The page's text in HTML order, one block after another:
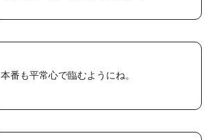
本番も平常心で臨むようにね。